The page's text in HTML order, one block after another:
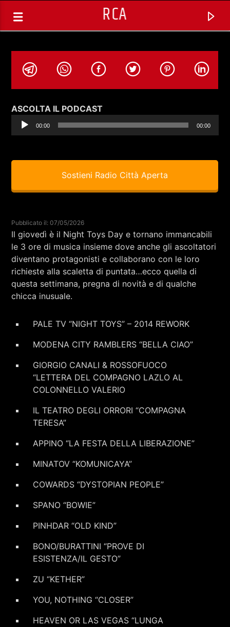
RCA
SPAZIO GESTITO DALLE COMUNITA'
STRANIERE
RCA - Radio città aperta
Sostieni Radio Città Aperta
ASCOLTA IL PODCAST
Player
00:00 00:00
Sostieni Radio Città Aperta
Pubblicato il: 07/05/2026
Il giovedì è il Night Toys Day e tornano immancabili
le 3 ore di musica insieme dove anche gli ascoltatori
diventano protagonisti e collaborano con le loro
richieste alla scaletta di puntata…ecco quella di
questa settimana, pregna di novità e di qualche
chicca inusuale.
PALE TV “NIGHT TOYS” – 2014 REWORK
MODENA CITY RAMBLERS “BELLA CIAO”
GIORGIO CANALI & ROSSOFUOCO
“LETTERA DEL COMPAGNO LAZLO AL
COLONNELLO VALERIO
IL TEATRO DEGLI ORRORI “COMPAGNA
TERESA”
APPINO “LA FESTA DELLA LIBERAZIONE”
MINATOV “KOMUNICAYA”
COWARDS “DYSTOPIAN PEOPLE”
SPANO “BOWIE”
PINHDAR “OLD KIND”
BONO/BURATTINI “PROVE DI
ESISTENZA/IL GESTO”
ZU “KETHER”
YOU, NOTHING “CLOSER”
HEAVEN OR LAS VEGAS “LUNGA